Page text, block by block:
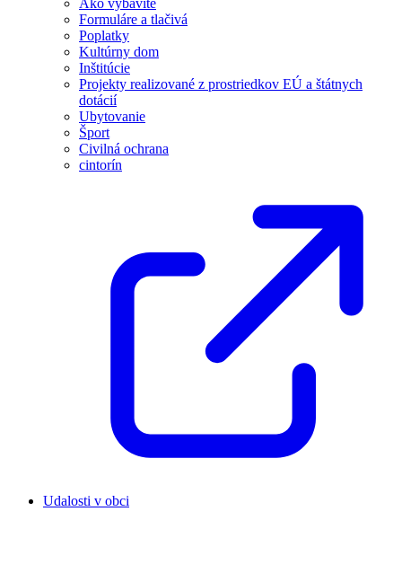
Ako vybavíte
Formuláre a tlačivá
Poplatky
Kultúrny dom
Inštitúcie
Projekty realizované z prostriedkov EÚ a štátnych
dotácií
Ubytovanie
Šport
Civilná ochrana
cintorín
Udalosti v obci